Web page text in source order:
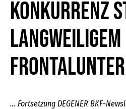
Konkurrenz
langweiligem
… Fortsetzung DEGENER BKF-